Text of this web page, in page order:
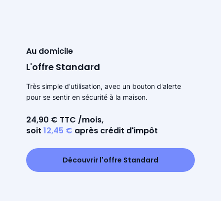
Au domicile
L'offre Standard
Très simple d'utilisation, avec un bouton d'alerte
pour se sentir en sécurité à la maison.
24,90 € TTC /mois,
soit 12,45 € après crédit d'impôt
Découvrir l'offre Standard